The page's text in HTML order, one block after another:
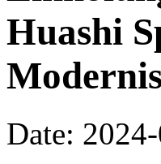
Huashi
Date: